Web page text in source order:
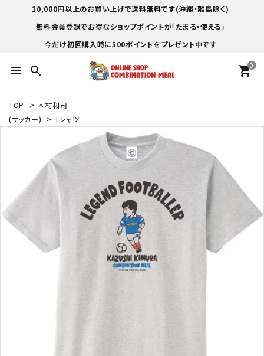
10,000円以上のお買い上げで送料無料です(沖縄・離島除く)
無料会員登録でお得なショップポイントが「たまる・使える」
今だけ初回購入時に500ポイントをプレゼント中です
menu search 0
shopping_cart
TOP > 木村和司
(サッカー)
> Tシャツ